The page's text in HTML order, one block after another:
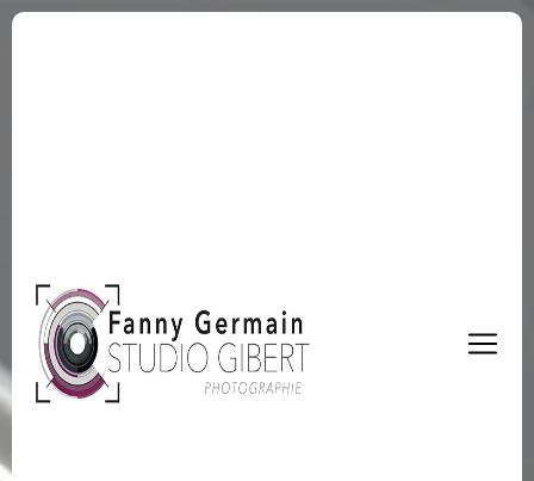
Panneau de gestion des cookies